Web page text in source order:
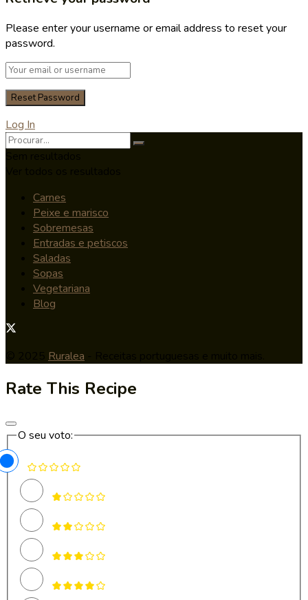
Please enter your username or email address to reset your
password.
Log In
Carnes
Peixe e marisco
Sobremesas
Entradas e petiscos
Saladas
Sopas
Vegetariana
Blog
Ruralea
Rate This Recipe
O seu voto: